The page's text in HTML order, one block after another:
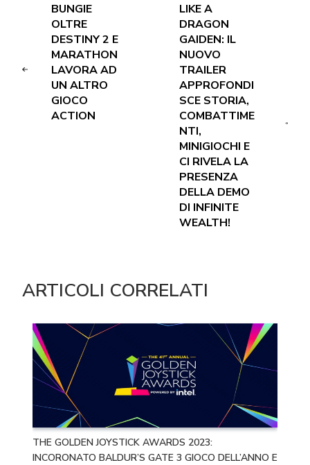
BUNGIE
OLTRE
DESTINY 2 E
MARATHON
LAVORA AD
UN ALTRO
GIOCO
ACTION
LIKE A
DRAGON
GAIDEN: IL
NUOVO
TRAILER
APPROFONDI
SCE STORIA,
COMBATTIME
NTI,
MINIGIOCHI E
CI RIVELA LA
PRESENZA
DELLA DEMO
DI INFINITE
WEALTH!
ARTICOLI CORRELATI
THE GOLDEN JOYSTICK AWARDS 2023:
INCORONATO BALDUR’S GATE 3 GIOCO DELL’ANNO E